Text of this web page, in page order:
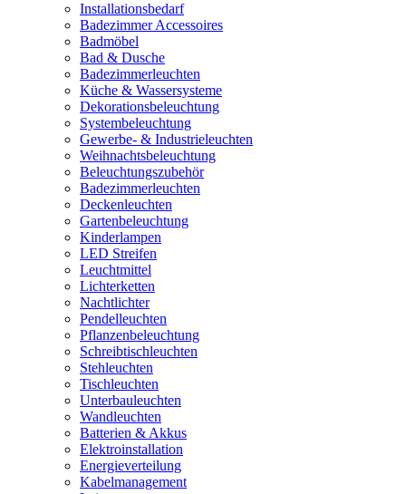
Installationsbedarf
Badezimmer Accessoires
Badmöbel
Bad & Dusche
Badezimmerleuchten
Küche & Wassersysteme
Dekorationsbeleuchtung
Systembeleuchtung
Gewerbe- & Industrieleuchten
Weihnachtsbeleuchtung
Beleuchtungszubehör
Badezimmerleuchten
Deckenleuchten
Gartenbeleuchtung
Kinderlampen
LED Streifen
Leuchtmittel
Lichterketten
Nachtlichter
Pendelleuchten
Pflanzenbeleuchtung
Schreibtischleuchten
Stehleuchten
Tischleuchten
Unterbauleuchten
Wandleuchten
Batterien & Akkus
Elektroinstallation
Energieverteilung
Kabelmanagement